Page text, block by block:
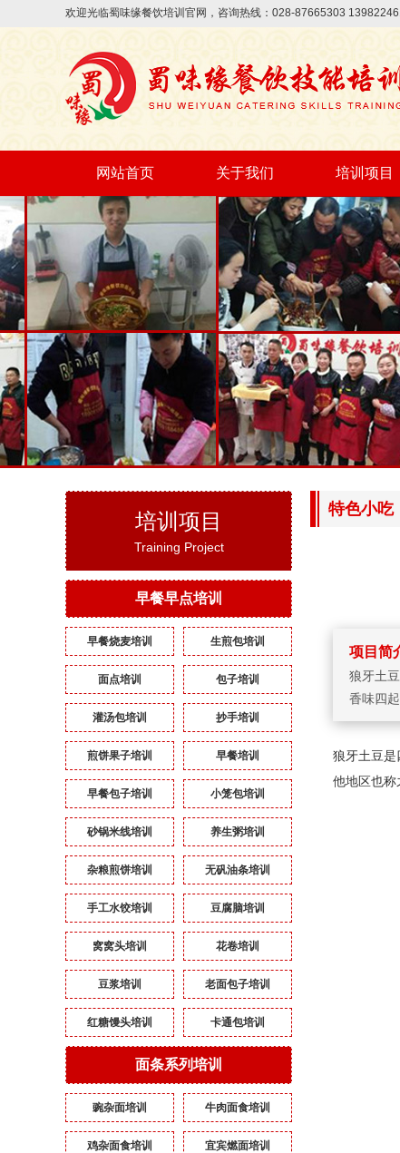
欢迎光临蜀味缘餐饮培训官网，咨询热线：028-87665303
网站首页 关于我们 培训项目
早餐早点
面条系列
面点系列
四川特色系列
火锅系列
烧烤系列
卤菜系列
冷饮系列
培训项目
Training Project
早餐早点培训
早餐烧麦培训 生煎包培训
面点培训 包子培训
灌汤包培训 抄手培训
煎饼果子培训 早餐培训
早餐包子培训 小笼包培训
砂锅米线培训 养生粥培训
杂粮煎饼培训 无矾油条培训
手工水饺培训 豆腐脑培训
窝窝头培训 花卷培训
豆浆培训 老面包子培训
红糖馒头培训 卡通包培训
面条系列培训
豌杂面培训 牛肉面食培训
鸡杂面食培训 宜宾燃面培训
特色小吃
项目简
狼牙土
香味四
狼牙土豆是
他地区也称